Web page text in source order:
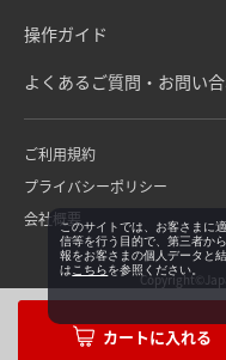
操作ガイド
よくあるご質問・お問い
ご利用規約
プライバシーポリシー
会社概要このサイトでは、お客さまに
信等を行う目的で、第三者か
報をお客さまの個人データと
は こちらを参照ください。